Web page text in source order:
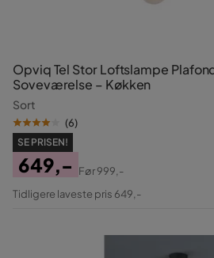
Opviq Tel Stor Loftslampe
Soveværelse – Køkken
Sort
(6)
SE PRISEN!
Pris
649,-
Original
Før999,-
Tidligere laveste pris 649,-